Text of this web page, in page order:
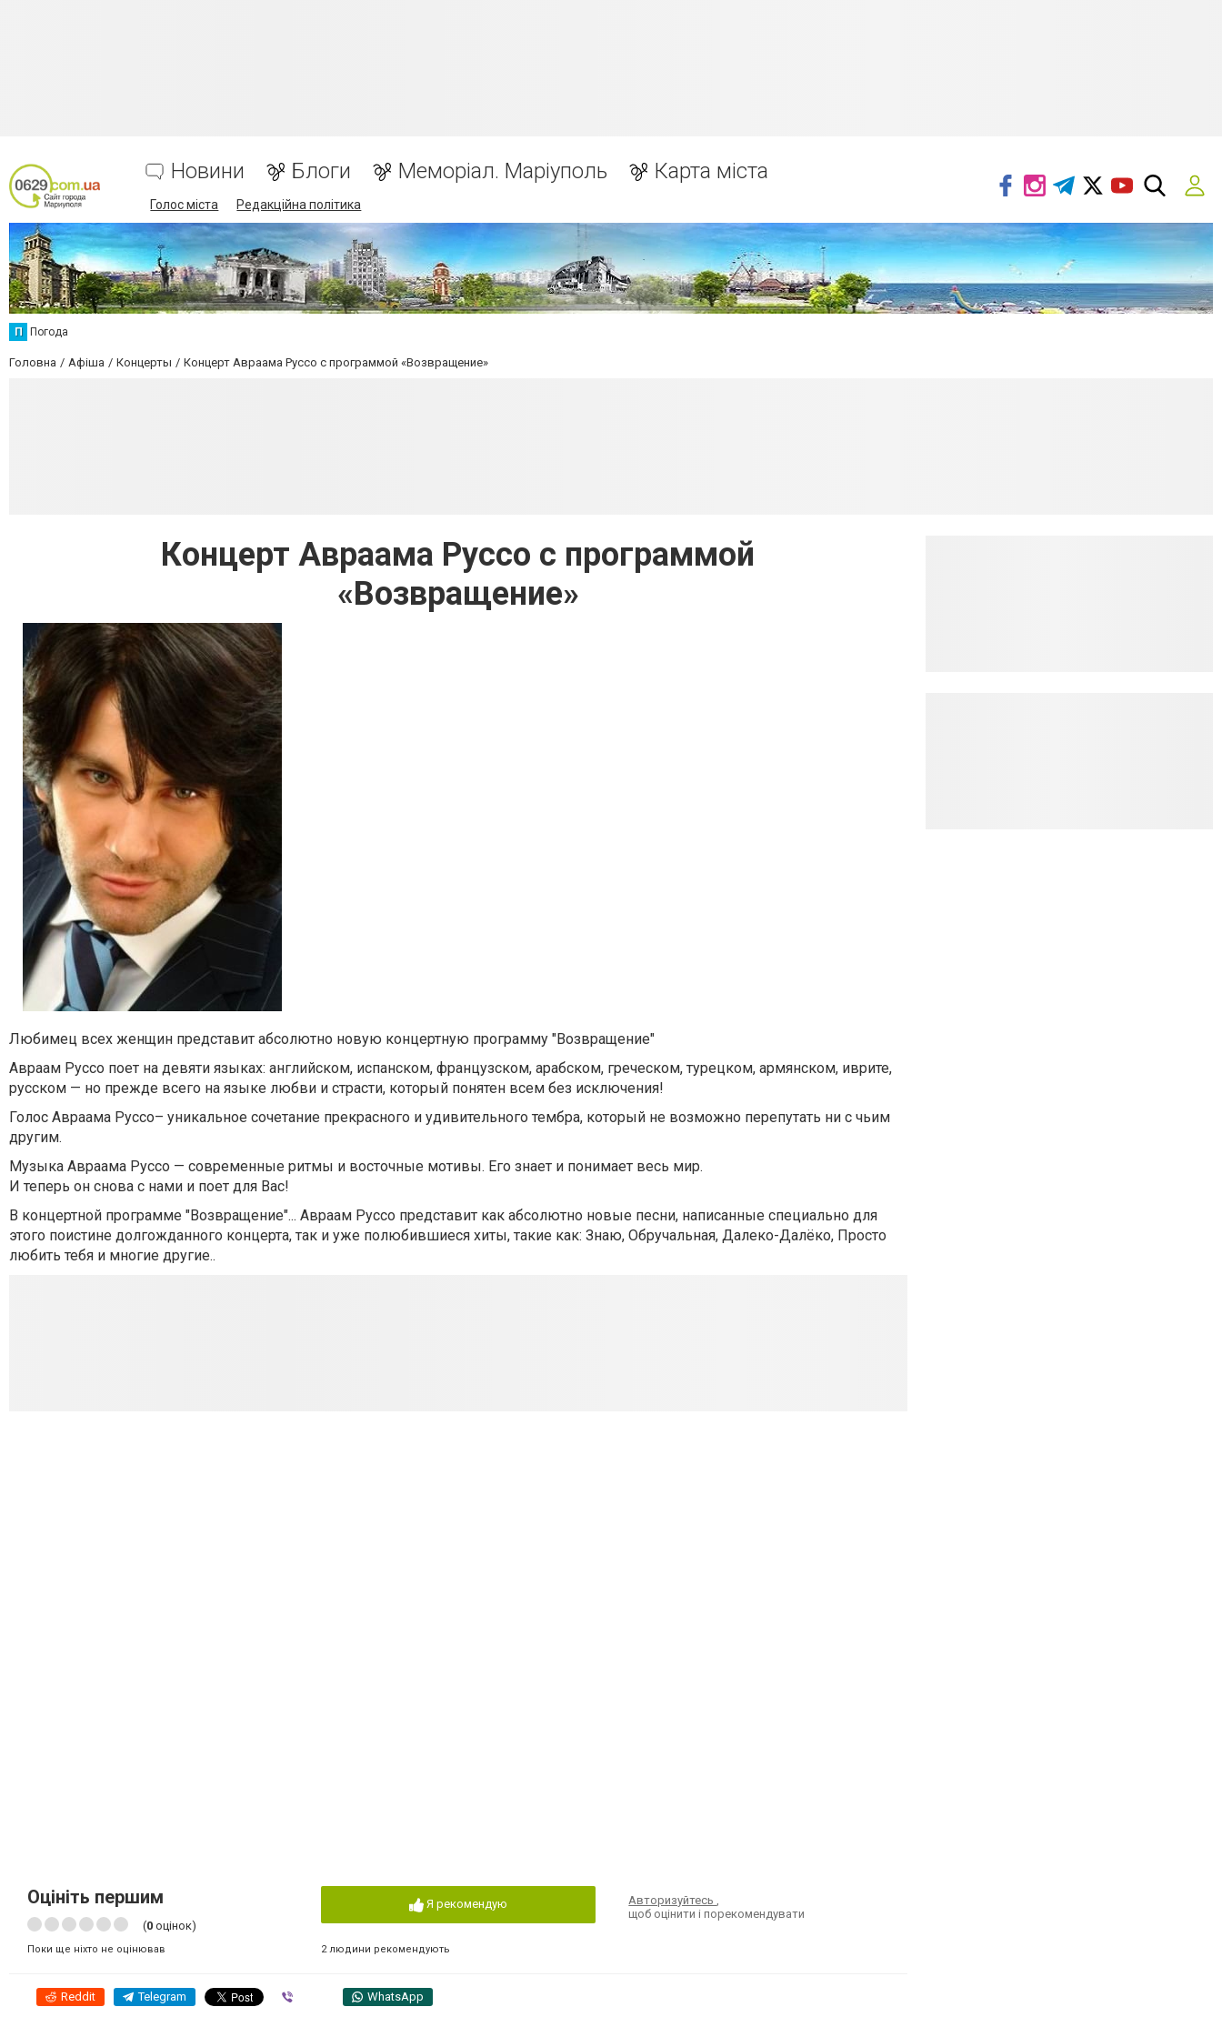
Новини Блоги Меморіал. Маріуполь Карта міста
Голос міста Редакційна політика
П Погода
Головна Афіша Концерты Концерт Авраама Руссо с программой «Возвращение»
Концерт Авраама Руссо с программой
«Возвращение»
Любимец всех женщин представит абсолютно новую концертную программу "Возвращение"
Авраам Руссо поет на девяти языках: английском, испанском, французском, арабском, греческом, турецком, армянском, иврите,
русском — но прежде всего на языке любви и страсти, который понятен всем без исключения!
Голос Авраама Руссо– уникальное сочетание прекрасного и удивительного тембра, который не возможно перепутать ни с чьим
другим.
Музыка Aвраама Руссо — современные ритмы и восточные мотивы. Его знает и понимает весь мир.
И теперь он снова с нами и поет для Вас!
В концертной программе "Возвращение"... Авраам Руссо представит как абсолютно новые песни, написанные специально для
этого поистине долгожданного концерта, так и уже полюбившиеся хиты, такие как: Знаю, Обручальная, Далеко-Далёко, Просто
любить тебя и многие другие..
Оцініть першим
(0 оцінок)
Поки ще ніхто не оцінював
Я рекомендую
2 людини рекомендують
Авторизуйтесь,
щоб оцінити і порекомендувати
Reddit Telegram WhatsApp